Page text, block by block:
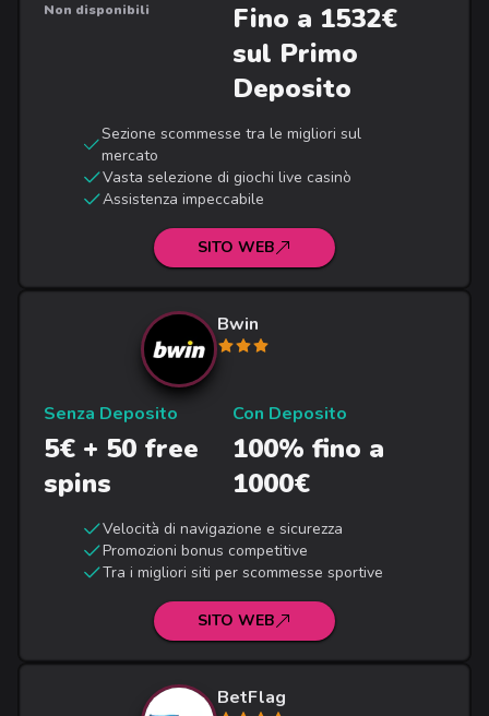
Non disponibili
Fino a 1532€
sul Primo
Deposito
Sezione scommesse tra le migliori sul
mercato
Vasta selezione di giochi live casinò
Assistenza impeccabile
SITO WEB
Bwin
Senza Deposito
5€ + 50 free
spins
Con Deposito
100% fino a
1000€
Velocità di navigazione e sicurezza
Promozioni bonus competitive
Tra i migliori siti per scommesse sportive
SITO WEB
BetFlag